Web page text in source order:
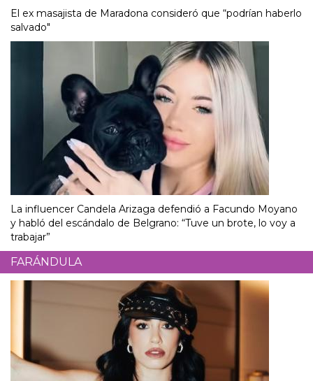
El ex masajista de Maradona consideró que “podrían haberlo
salvado"
La influencer Candela Arizaga defendió a Facundo Moyano
y habló del escándalo de Belgrano: “Tuve un brote, lo voy a
trabajar”
FARÁNDULA